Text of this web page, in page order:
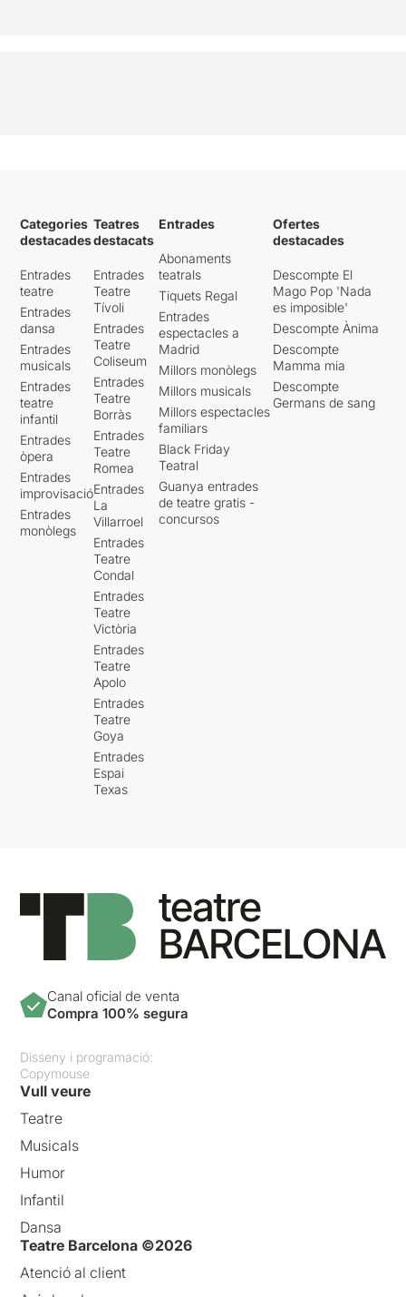
Categories
destacades
Entrades
teatre
Entrades
dansa
Entrades
musicals
Entrades
teatre
infantil
Entrades
òpera
Entrades
improvisació
Entrades
monòlegs
Teatres
destacats
Entrades
Teatre
Tívoli
Entrades
Teatre
Coliseum
Entrades
Teatre
Borràs
Entrades
Teatre
Romea
Entrades
La
Villarroel
Entrades
Teatre
Condal
Entrades
Teatre
Victòria
Entrades
Teatre
Apolo
Entrades
Teatre
Goya
Entrades
Espai
Texas
Entrades
Abonaments
teatrals
Tiquets Regal
Entrades
espectacles a
Madrid
Millors monòlegs
Millors musicals
Millors espectacles
familiars
Black Friday
Teatral
Guanya entrades
de teatre gratis -
concursos
Ofertes
destacades
Descompte El
Mago Pop 'Nada
es imposible'
Descompte Ànima
Descompte
Mamma mia
Descompte
Germans de sang
Canal oficial de venta
Compra 100% segura
Disseny i programació:
Copymouse
Vull veure
Teatre
Musicals
Humor
Infantil
Dansa
Teatre Barcelona ©2026
Atenció al client